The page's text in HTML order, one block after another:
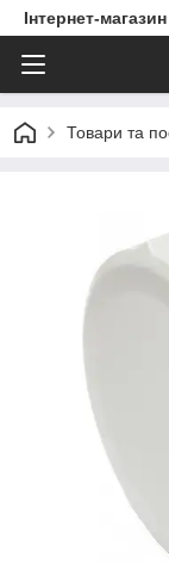
Інтернет-
Товари та